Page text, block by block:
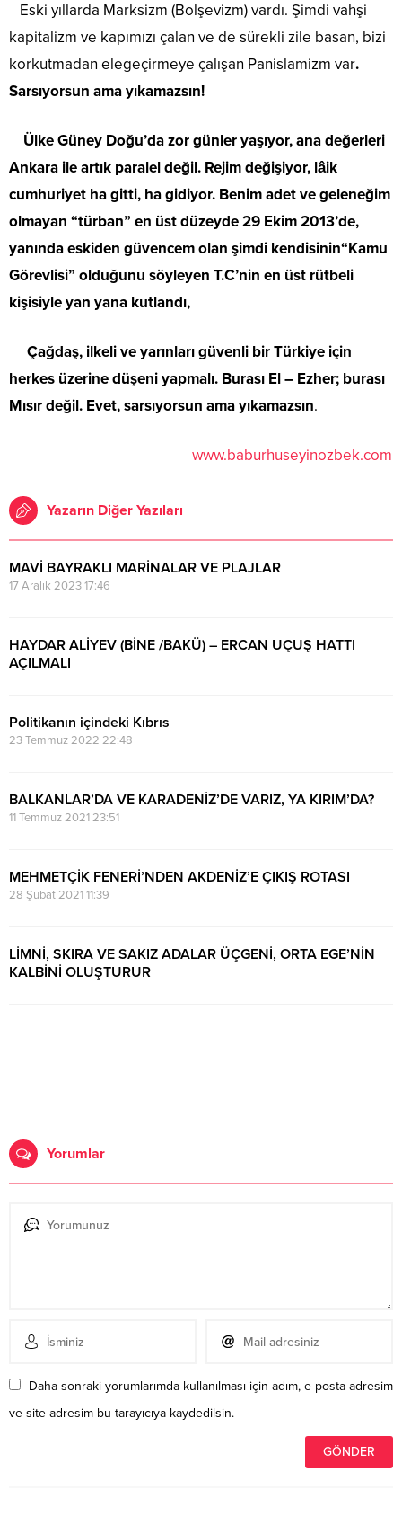
Eski yıllarda Marksizm (Bolşevizm) vardı. Şimdi vahşi
kapitalizm ve kapımızı çalan ve de sürekli zile basan, bizi
korkutmadan elegeçirmeye çalışan Panislamizm var.
Sarsıyorsun ama yıkamazsın!
Ülke Güney Doğu’da zor günler yaşıyor, ana değerleri
Ankara ile artık paralel değil. Rejim değişiyor, lâik
cumhuriyet ha gitti, ha gidiyor. Benim adet ve geleneğim
olmayan “türban” en üst düzeyde 29 Ekim 2013’de,
yanında eskiden güvencem olan şimdi kendisinin“Kamu
Görevlisi” olduğunu söyleyen T.C’nin en üst rütbeli
kişisiyle yan yana kutlandı,
Çağdaş, ilkeli ve yarınları güvenli bir Türkiye için
herkes üzerine düşeni yapmalı. Burası El – Ezher; burası
Mısır değil. Evet, sarsıyorsun ama yıkamazsın.
www.baburhuseyinozbek.com
Yazarın Diğer Yazıları
MAVİ BAYRAKLI MARİNALAR VE PLAJLAR
17 Aralık 2023 17:46
HAYDAR ALİYEV (BİNE /BAKÜ) – ERCAN UÇUŞ HATTI
AÇILMALI
Politikanın içindeki Kıbrıs
23 Temmuz 2022 22:48
BALKANLAR’DA VE KARADENİZ’DE VARIZ, YA KIRIM’DA?
11 Temmuz 2021 23:51
MEHMETÇİK FENERİ’NDEN AKDENİZ’E ÇIKIŞ ROTASI
28 Şubat 2021 11:39
LİMNİ, SKIRA VE SAKIZ ADALAR ÜÇGENİ, ORTA EGE’NİN
KALBİNİ OLUŞTURUR
Yorumlar
Daha sonraki yorumlarımda kullanılması için adım, e-posta adresim
ve site adresim bu tarayıcıya kaydedilsin.